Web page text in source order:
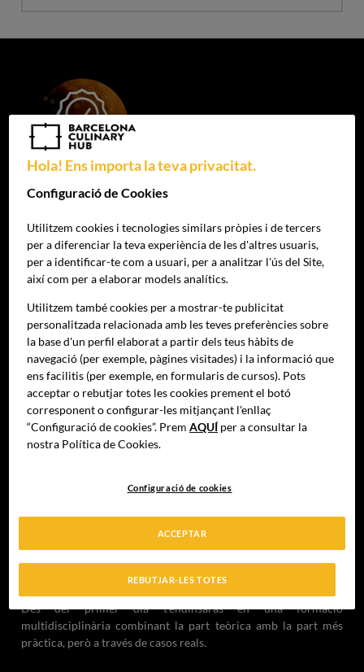
Presentem un grau amb què et formaràs més enllà de la
pràctica, donant les eines de gestió necessàries que reclama el
CAMPUS D'ULTIMA GENERACIÓ
Un campus que combina la part pràctica amb aules dinàmiques.
Instal·lacions culinàries d'última generació, amb les eines
necessàries per al desenvolupament sostenible i innovador.
METODOLOGÍA MULTIDISCIPLINAR
Des del primer dia t'endinsaràs en una formació
multidisciplinària combinant la part teòrica amb la part més
pràctica, però a través de casos reals.
Hola! Ens importa la teva privacitat.
Configuració de Cookies
Utilitzem cookies i tecnologies similars pròpies i de tercers
per a diferenciar la teva experiència de les d'altres usuaris,
per a identificar-te com a usuari, per a analitzar l'ús del Site,
així com per a elaborar models analítics.
Utilitzem també cookies per a mostrar-te publicitat
personalitzada relacionada amb les teves preferències sobre
la base d'un perfil elaborat a partir dels teus hàbits de
navegació (per exemple, pàgines visitades) i la informació que
ens facilitis (per exemple, en formularis de cursos). Pots
acceptar o rebutjar totes les cookies prement el botó
corresponent o configurar-les mitjançant l'enllaç
“Configuració de cookies”. PremAQUÍper a consultar la
nostra Política de Cookies.
Configuració de cookies
REBUTJAR-LES TOTES
ACCEPTAR